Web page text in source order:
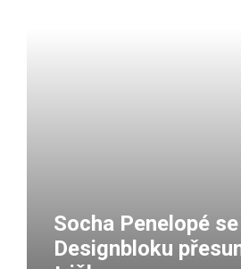
Socha Penelopé
Designbloku